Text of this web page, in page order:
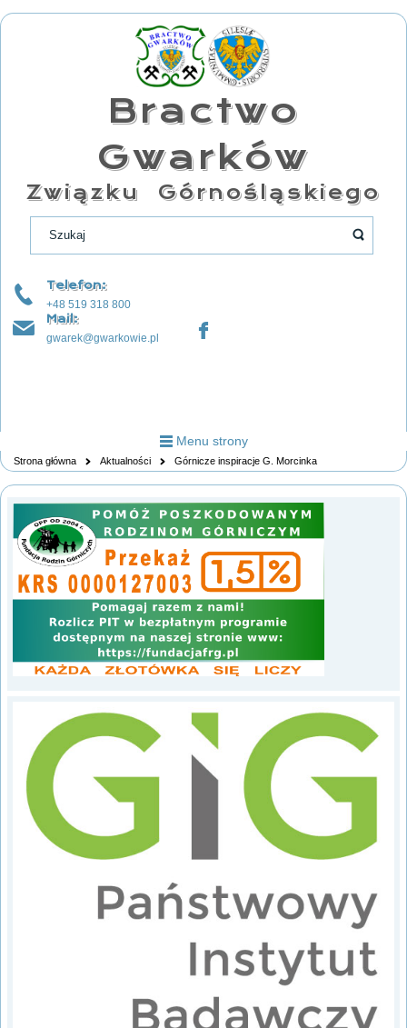
Bractwo
Gwarków
Związku Górnośląskiego
Telefon:
+48 519 318 800
Mail:
gwarek@gwarkowie.pl
Menu strony
Strona główna Aktualności Górnicze inspiracje G. Morcinka